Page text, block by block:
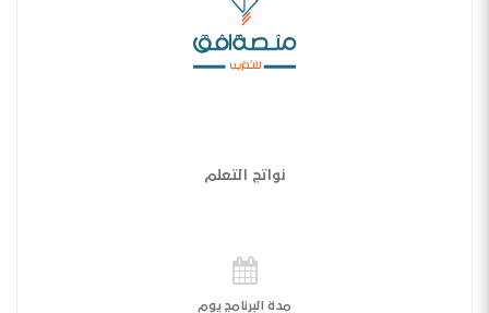
نواتج التعلم
مدة البرنامج يوم